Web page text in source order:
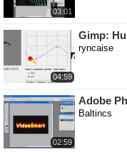
03:01
04:59
Gimp:
ryncaise
02:59
Adobe
Baltincs